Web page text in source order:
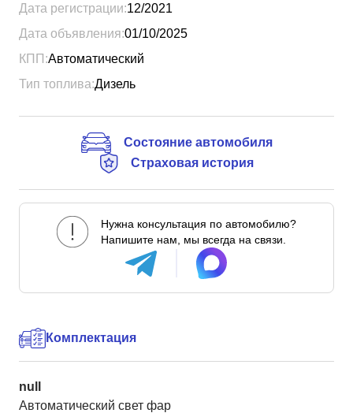
Дата регистрации:12/2021
Дата объявления:01/10/2025
КПП:Автоматический
Тип топлива:Дизель
Состояние автомобиля
Страховая история
Нужна консультация по автомобилю?
Напишите нам, мы всегда на связи.
Комплектация
null
Автоматический свет фар